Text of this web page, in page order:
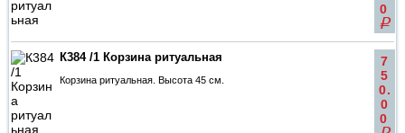
0
q
К384 /1 Корзина ритуальная
Корзина ритуальная. Высота 45 см.
7
5
0.
0
0